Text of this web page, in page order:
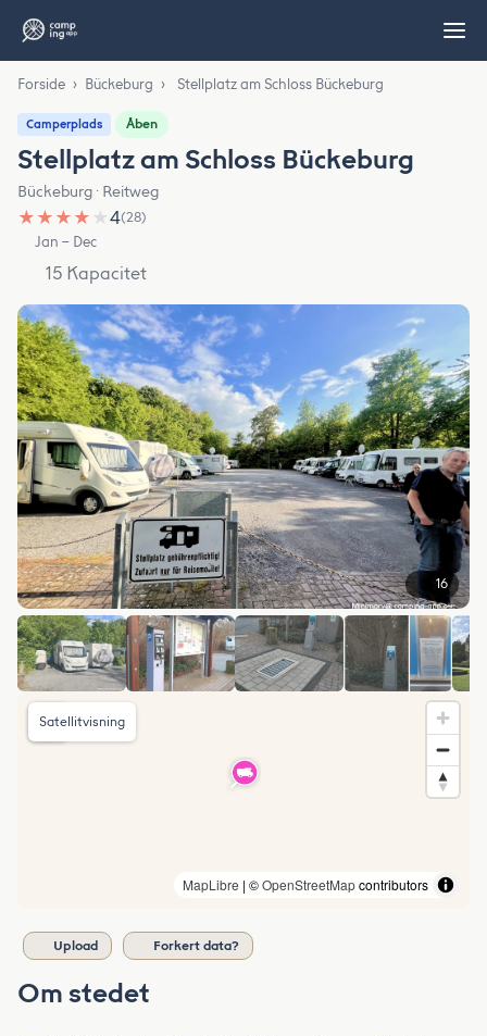
Forside › Bückeburg › Stellplatz am Schloss Bückeburg
Camperplads Åben
Stellplatz am Schloss Bückeburg
Bückeburg · Reitweg
★ ★ ★ ★ ★4(28)
Jan – Dec
15 Kapacitet
16
MapLibre | ©OpenStreetMapcontributors
Satellitvisning
Upload Forkert data?
Om stedet